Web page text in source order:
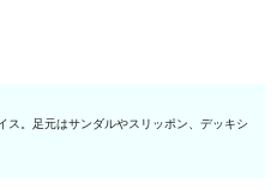
。足元はサンダルやスリッポン、デッキシ